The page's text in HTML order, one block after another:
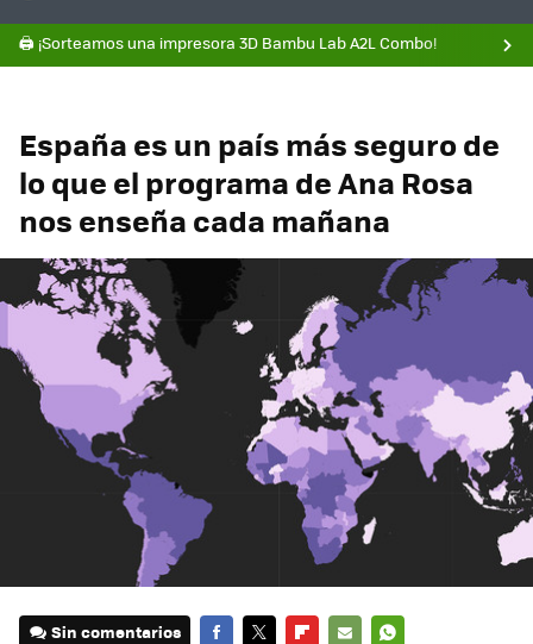
🖨️ ¡Sorteamos una impresora 3D Bambu Lab A2L Combo!
España es un país más seguro de
lo que el programa de Ana Rosa
nos enseña cada mañana
Sin comentarios